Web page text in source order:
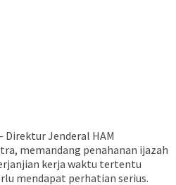
Direktur Jenderal HAM
memandang penahanan ijazah
kerja waktu tertentu
mendapat perhatian serius.